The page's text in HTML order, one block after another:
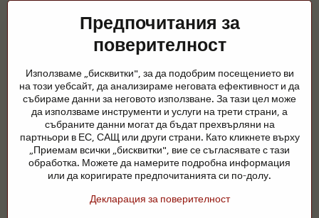
Градинските езера са красиво допълнение към всеки екстериор
и създават хармонична среда за релаксация и живот на водните
животни. Правилната технология, филтрацията и редовната
през цялата година. Също толкова важна е грижата за
животните, които са част от нашия живот.
Конете се нуждаят от висококачествени конски принадлежности,
правилно хранене и отговорни грижи, за да бъдат здрави, силни
и доволни. Независимо дали става въпрос за екипировка за
ездачи, развъдчици или любители на природата, целта е да се
създаде среда, която подкрепя естествения баланс,
Предпочитания за
поверителност
Използваме „бисквитки", за да подобрим посещението ви
на този уебсайт, да анализираме неговата ефективност и да
събираме данни за неговото използване. За тази цел може
да използваме инструменти и услуги на трети страни, а
събраните данни могат да бъдат прехвърляни на
партньори в ЕС, САЩ или други страни. Като кликнете върху
„Приемам всички „бисквитки", вие се съгласявате с тази
обработка. Можете да намерите подробна информация
или да коригирате предпочитанията си по-долу.
Декларация за поверителност